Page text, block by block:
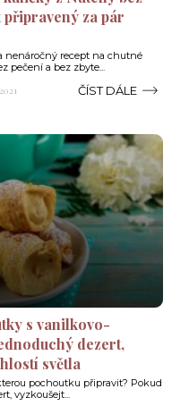
za pár
nenáročný recept na chutné
pečení a bez zbyte...
ČÍST DÁLE
s vanilkovo-
dezert,
světla
pochoutku připravit? Pokud
vyzkoušejt...